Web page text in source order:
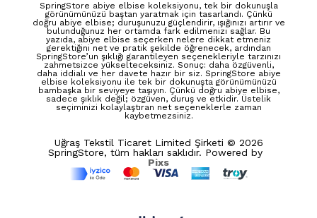
SpringStore abiye elbise koleksiyonu, tek bir dokunuşla
görünümünüzü baştan yaratmak için tasarlandı. Çünkü
doğru abiye elbise; duruşunuzu güçlendirir, ışığınızı artırır ve
bulunduğunuz her ortamda fark edilmenizi sağlar. Bu
yazıda, abiye elbise seçerken nelere dikkat etmeniz
gerektiğini net ve pratik şekilde öğrenecek, ardından
SpringStore’un şıklığı garantileyen seçenekleriyle tarzınızı
zahmetsizce yükselteceksiniz. Sonuç: daha özgüvenli,
daha iddialı ve her davete hazır bir siz. SpringStore abiye
elbise koleksiyonu ile tek bir dokunuşta görünümünüzü
bambaşka bir seviyeye taşıyın. Çünkü doğru abiye elbise,
sadece şıklık değil; özgüven, duruş ve etkidir. Üstelik
seçiminizi kolaylaştıran net seçeneklerle zaman
kaybetmezsiniz.
Uğraş Tekstil Ticaret Limited Şirketi © 2026
SpringStore, tüm hakları saklıdır. Powered by
Pixs